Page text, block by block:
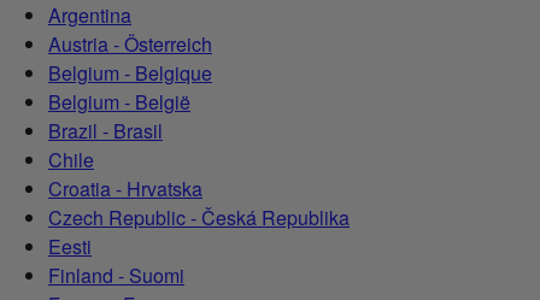
Argentina
Austria - Österreich
Belgium - Belgique
Belgium - België
Brazil - Brasil
Chile
Croatia - Hrvatska
Czech Republic - Česká Republika
Eesti
Finland - Suomi